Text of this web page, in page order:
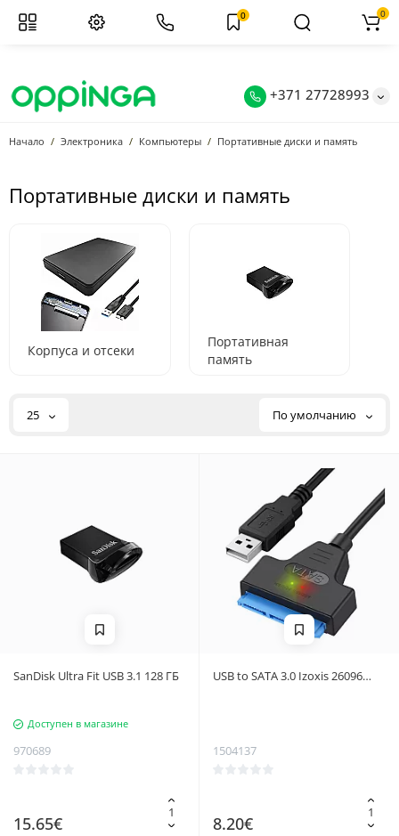
+371 27728993
0 0
Начало Электроника Компьютеры Портативные диски и память
Портативные диски и память
Корпуса и отсеки
Портативная
память
25 По умолчанию
SanDisk Ultra Fit USB 3.1 128 ГБ
Доступен в магазине
970689
15.65€
USB to SATA 3.0 Izoxis 26096
1504137
8.20€